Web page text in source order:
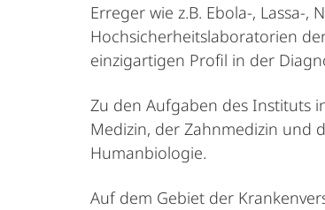
Erreger wie z.B. Ebola-, Lassa-
Hochsicherheitslaboratorien
einzigartigen Profil in der
Zu den Aufgaben des Instituts
Medizin, der Zahnmedizin und
Humanbiologie.
Auf dem Gebiet der